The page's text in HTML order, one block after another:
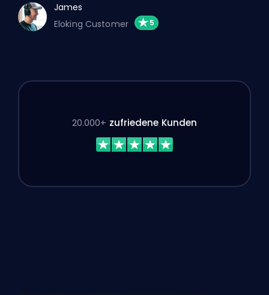
James
Eloking Customer
20.000+ zufriedene Kunden